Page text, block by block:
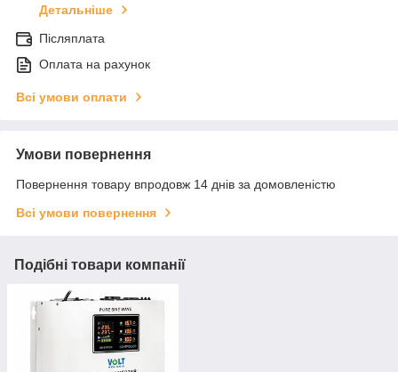
Детальніше
Післяплата
Оплата на рахунок
Всі умови оплати
Умови повернення
Повернення товару впродовж 14 днів за домовленістю
Всі умови повернення
Подібні товари компанії